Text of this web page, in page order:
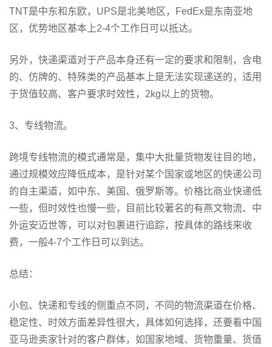
TNT是中东和东欧，UPS是北美地区，FedEx是东南亚地
区，优势地区基本上2-4个工作日可以抵达。
另外，快递渠道对于产品本身还有一定的要求和限制，含电
的、仿牌的、特殊类的产品基本上是无法实现递送的，适用
于货值较高、客户要求时效性，2kg以上的货物。
3、专线物流。
跨境专线物流的模式通常是，集中大批量货物发往目的地，
通过规模效应降低成本，是针对某个国家或地区的快递公司
的自主渠道，如中东、美国、俄罗斯等。价格比商业快递低
一些，但时效性也慢一些，目前比较著名的有燕文物流、中
外运安迈世等，可以对包裹进行追踪，按具体的路线来收
费，一般4-7个工作日可以到达。
总结：
小包、快递和专线的侧重点不同，不同的物流渠道在价格、
稳定性、时效方面差异性很大，具体如何选择，还要看中国
亚马逊卖家针对的客户群体，如国家地域、货物重量、货值